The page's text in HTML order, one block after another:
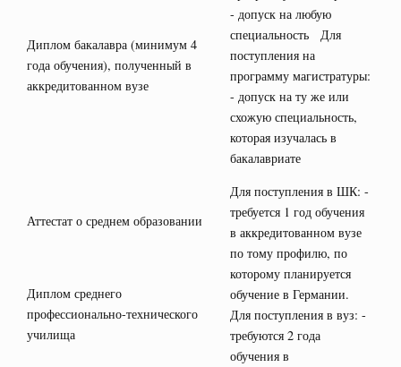
Диплом бакалавра (минимум 4
года обучения), полученный в
аккредитованном вузе
- допуск на любую
специальность Для
поступления на
программу магистратуры:
- допуск на ту же или
схожую специальность,
которая изучалась в
бакалавриате
Аттестат о среднем образовании
Для поступления в ШК: -
требуется 1 год обучения
в аккредитованном вузе
по тому профилю, по
которому планируется
обучение в Германии.
Для поступления в вуз: -
требуются 2 года
обучения в
Диплом среднего
профессионально-технического
училища